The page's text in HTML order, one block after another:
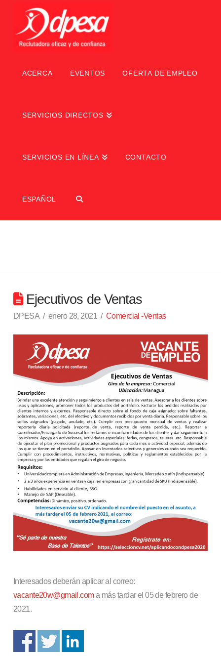
ACERCA EVENTOS OFERTA DE EMPLEO
SERVICIOS DIRECTOS
SERVICIOS EN LÍNEA CONTACTO
ESPAÑOL
Ejecutivos de Ventas
DPESA enero 28, 2021 Comercial -Ventas
Interesados deberán aplicar al correo:
vacante20w@gmail.coma más tardar el 05 de febrero de
2021.